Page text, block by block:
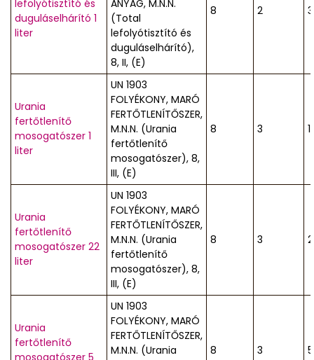
lefolyótisztító és
duguláselhárító 1
liter
ANYAG, M.N.N.
(Total
lefolyótisztító és
duguláselhárító),
8, II, (E)
8 2
Urania
fertőtlenítő
mosogatószer 1
liter
UN 1903
FOLYÉKONY, MARÓ
FERTŐTLENÍTŐSZER,
M.N.N. (Urania
fertőtlenítő
mosogatószer), 8,
III, (E)
8 3
Urania
fertőtlenítő
mosogatószer 22
liter
UN 1903
FOLYÉKONY, MARÓ
FERTŐTLENÍTŐSZER,
M.N.N. (Urania
fertőtlenítő
mosogatószer), 8,
III, (E)
8 3
Urania
fertőtlenítő
mosogatószer 5
UN 1903
FOLYÉKONY, MARÓ
FERTŐTLENÍTŐSZER,
M.N.N. (Urania
8 3